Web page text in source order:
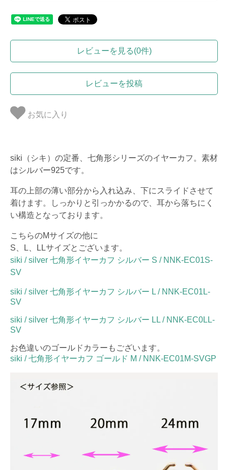
レビューを見る(0件)
レビューを投稿
お気に入り
siki（シキ）の定番、七角形シリーズのイヤーカフ。素材
はシルバー925です。
耳の上部の薄い部分から入れ込み、下にスライドさせて
着けます。しっかりと引っかかるので、耳から落ちにく
い構造となっております。
こちらのMサイズの他に
S、L、LLサイズとございます。
siki / silver 七角形イヤーカフ シルバー S / NNK-EC01S-
SV
siki / silver 七角形イヤーカフ シルバー L / NNK-EC01L-
SV
siki / silver 七角形イヤーカフ シルバー LL / NNK-EC0LL-
SV
お色違いのゴールドカラーもございます。
siki / 七角形イヤーカフ ゴールド M / NNK-EC01M-SVGP